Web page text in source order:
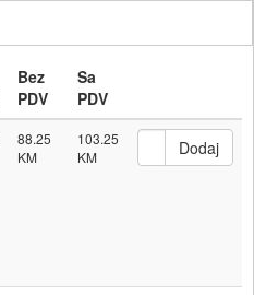
Bez
PDV
Sa
PDV
88.25 103.25